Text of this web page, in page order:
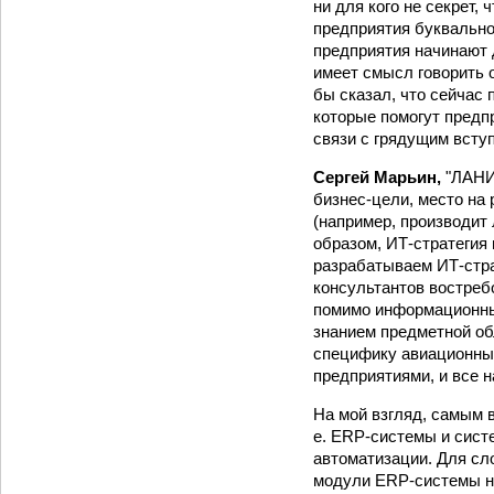
ни для кого не секрет,
предприятия
предприятия
имеет смысл говорить
бы сказал, что сейчас
которые помогут
связи с грядущим
Сергей Марьин,
бизнес-цели, место на
(например,
образом, ИТ-
разрабатываем ИТ-
консультантов
помимо
знанием предметной
специфику
предприятиями, и все
На мой взгляд, самым
е. ERP-системы и
автоматизации. Для
модули ERP-системы